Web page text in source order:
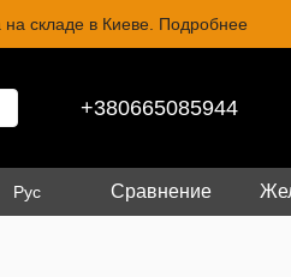
складе в Киеве. Подробнее
+380665085944
Рус Сравнение